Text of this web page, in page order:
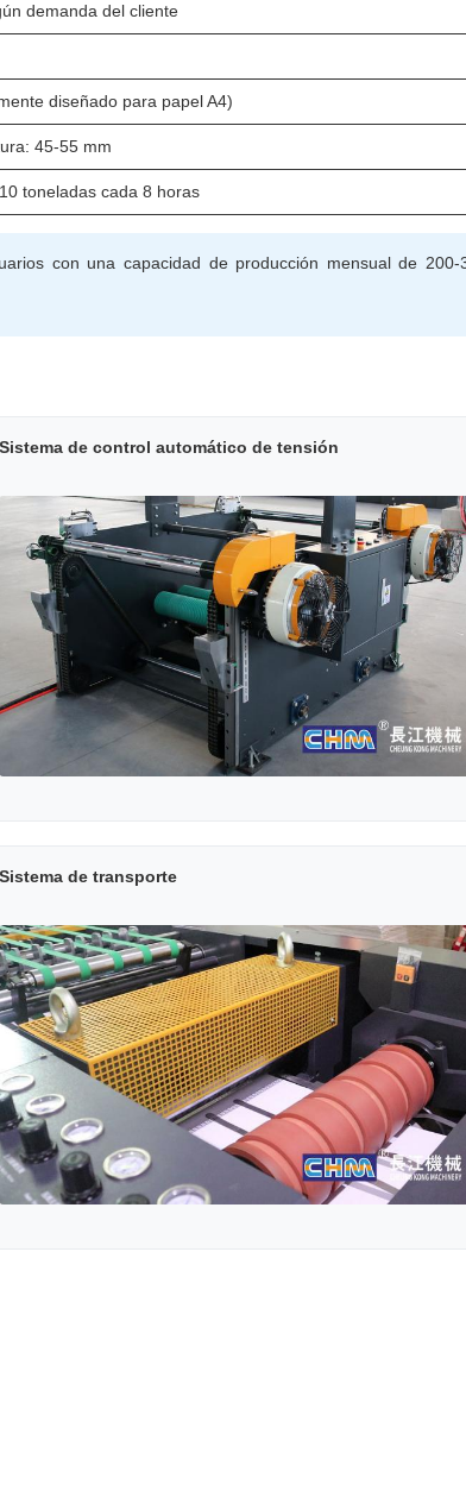
demanda del cliente
diseñado para papel A4)
45-55 mm
toneladas cada 8 horas
con una capacidad de producción mensual de 200-
Sistema de control automático de tensión
Sistema de transporte